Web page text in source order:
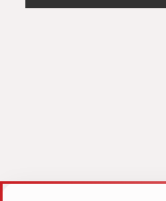
m elexbet